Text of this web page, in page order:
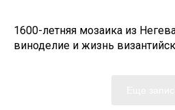
1600-летняя мозаика из
виноделие и жизнь